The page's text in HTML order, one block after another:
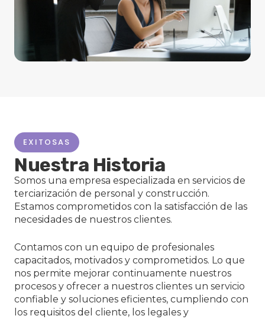
EXITOSAS
Nuestra Historia
Somos una empresa especializada en servicios de
terciarización de personal y construcción.
Estamos comprometidos con la satisfacción de las
necesidades de nuestros clientes.
Contamos con un equipo de profesionales
capacitados, motivados y comprometidos. Lo que
nos permite mejorar continuamente nuestros
procesos y ofrecer a nuestros clientes un servicio
confiable y soluciones eficientes, cumpliendo con
los requisitos del cliente, los legales y